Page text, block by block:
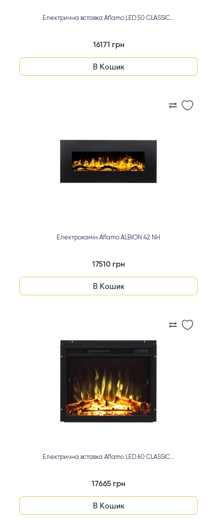
Електрична вставка Aflamo LED 50 CLASSIC...
16171 грн
В Кошик
Електрокамін Aflamo ALBION 42 NH
17510 грн
В Кошик
Електрична вставка Aflamo LED 60 CLASSIC...
17665 грн
В Кошик